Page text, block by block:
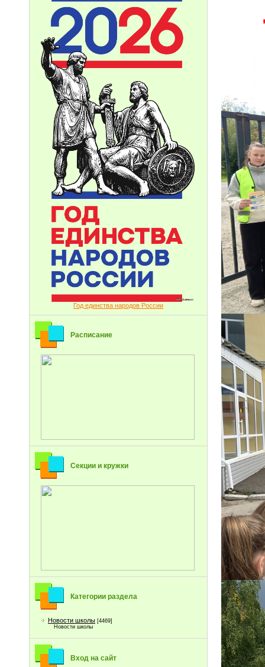
Год единства народов России
Расписание
Секции и кружки
Категории раздела
Новости школы [4469]
Новости школы
Вход на сайт